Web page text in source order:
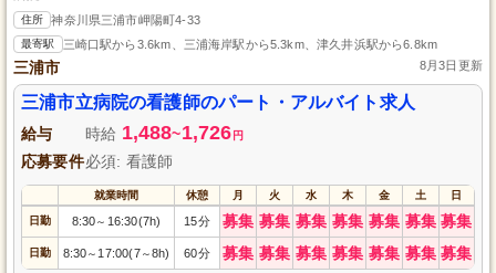
住所 神奈川県三浦市岬陽町4-33
最寄駅 三崎口駅から3.6km、三浦海岸駅から5.3km、津久井浜駅から6.8km
三浦市 8月3日更新
三浦市立病院の看護師のパート・アルバイト求人
給与 時給 1,488~1,726 円
応募要件必須: 看護師
就業時間 休憩 月 火 水 木 金 土 日
日勤 8:30～ 16:30(7h) 15分 募集 募集 募集 募集 募集 募集 募集
日勤 8:30～ 17:00(7～8h) 60分 募集 募集 募集 募集 募集 募集 募集